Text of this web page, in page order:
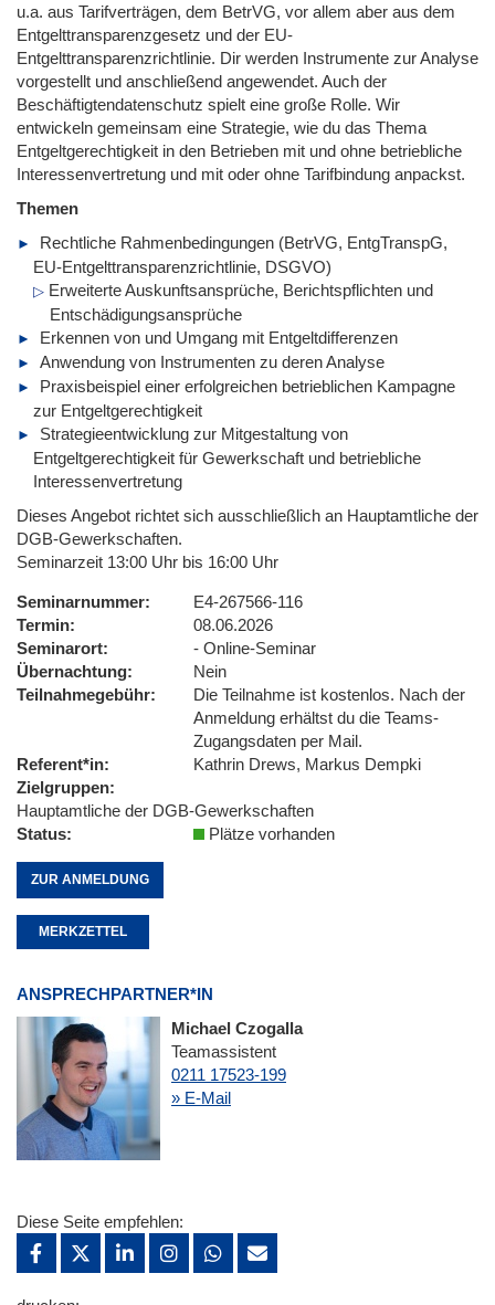
u.a. aus Tarifverträgen, dem BetrVG, vor allem aber aus dem
Entgelttransparenzgesetz und der EU-
Entgelttransparenzrichtlinie. Dir werden Instrumente zur Analyse
vorgestellt und anschließend angewendet. Auch der
Beschäftigtendatenschutz spielt eine große Rolle. Wir
entwickeln gemeinsam eine Strategie, wie du das Thema
Entgeltgerechtigkeit in den Betrieben mit und ohne betriebliche
Interessenvertretung und mit oder ohne Tarifbindung anpackst.
Themen
Rechtliche Rahmenbedingungen (BetrVG, EntgTranspG,
EU-Entgelttransparenzrichtlinie, DSGVO)
Erweiterte Auskunftsansprüche, Berichtspflichten und
Entschädigungsansprüche
Erkennen von und Umgang mit Entgeltdifferenzen
Anwendung von Instrumenten zu deren Analyse
Praxisbeispiel einer erfolgreichen betrieblichen Kampagne
zur Entgeltgerechtigkeit
Strategieentwicklung zur Mitgestaltung von
Entgeltgerechtigkeit für Gewerkschaft und betriebliche
Interessenvertretung
Dieses Angebot richtet sich ausschließlich an Hauptamtliche der
DGB-Gewerkschaften.
Seminarzeit 13:00 Uhr bis 16:00 Uhr
Seminarnummer
E4-267566-116
Termin
08.06.2026
Seminarort
- Online-Seminar
Übernachtung
Nein
Teilnahmegebühr
Die Teilnahme ist kostenlos. Nach der
Anmeldung erhältst du die Teams-
Zugangsdaten per Mail.
Referent*in
Kathrin Drews, Markus Dempki
Zielgruppen
Hauptamtliche der DGB-Gewerkschaften
Status
Plätze vorhanden
ZUR ANMELDUNG
MERKZETTEL
ANSPRECHPARTNER*IN
Michael Czogalla
Teamassistent
0211 17523-199
» E-Mail
Diese Seite empfehlen: